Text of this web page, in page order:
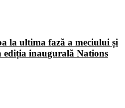
la ultima fază a meciului și
inaugurală Nations